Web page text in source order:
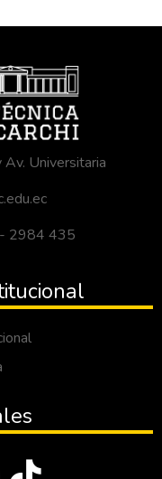
Av. Universitaria
2984 435